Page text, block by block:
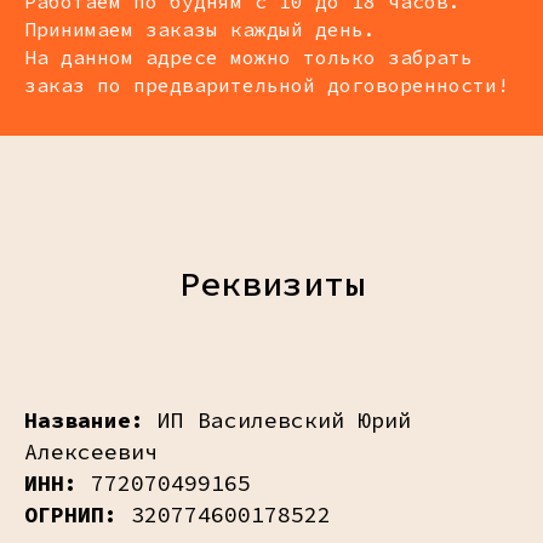
Принимаем заказы каждый день.
На данном адресе можно только забрать
заказ по предварительной договоренности!
Реквизиты
Название:
ИП Василевский Юрий
Алексеевич
ИНН:
772070499165
ОГРНИП:
320774600178522